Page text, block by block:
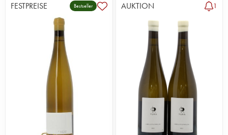
FESTPREISE Bestseller AUKTION 1